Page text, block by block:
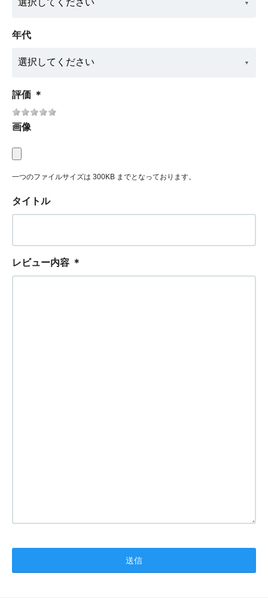
年代
評価 ＊
画像
一つのファイルサイズは 300KB までとなっております。
タイトル
レビュー内容 ＊